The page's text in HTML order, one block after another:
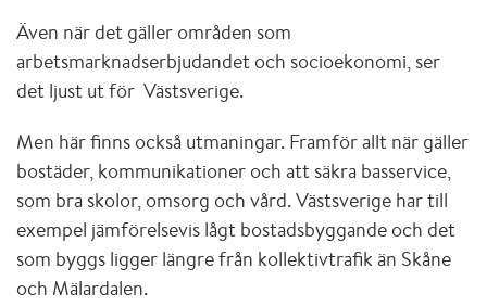
Även när det gäller områden som
arbetsmarknadserbjudandet och socioekonomi, ser
det ljust ut för Västsverige.
Men här finns också utmaningar. Framför allt när gäller
bostäder, kommunikationer och att säkra basservice,
som bra skolor, omsorg och vård. Västsverige har till
exempel jämförelsevis lågt bostadsbyggande och det
som byggs ligger längre från kollektivtrafik än Skåne
och Mälardalen.